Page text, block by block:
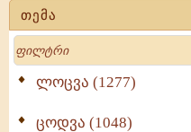
თემა
Search
ლოცვა (1277)
ცოდვა (1048)